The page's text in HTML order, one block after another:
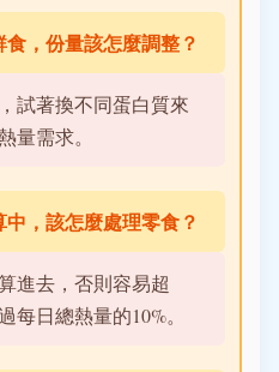
，份量該怎麼調整？
試著換不同蛋白質來
量需求。
，該怎麼處理零食？
進去，否則容易超
每日總熱量的10%。